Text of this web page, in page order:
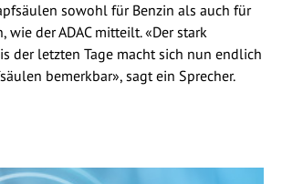
sowohl für Benzin als auch für
wie der ADAC mitteilt. «Der stark
der letzten Tage macht sich nun endlich
bemerkbar», sagt ein Sprecher.